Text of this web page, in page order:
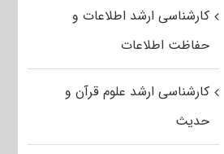
کارشناسی ارشد اطلاعات و
حفاظت اطلاعات
کارشناسی ارشد علوم قرآن و
حدیث